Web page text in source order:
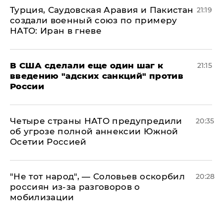
Турция, Саудовская Аравия и Пакистан
создали военный союз по примеру
НАТО: Иран в гневе
21:19
В США сделали еще один шаг к
введению "адских санкций" против
России
21:15
Четыре страны НАТО предупредили
об угрозе полной аннексии Южной
Осетии Россией
20:35
​"Не тот народ", — Соловьев оскорбил
россиян из-за разговоров о
мобилизации
20:28